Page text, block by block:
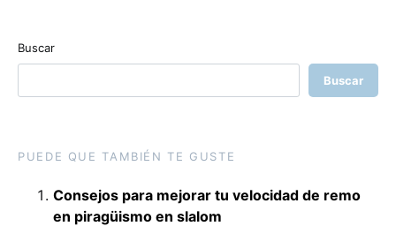
Buscar
Buscar
PUEDE QUE TAMBIÉN TE GUSTE
Consejos para mejorar tu velocidad de remo
en piragüismo en slalom